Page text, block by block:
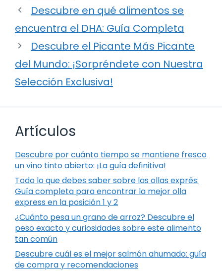
Descubre en qué alimentos se
encuentra el DHA: Guía Completa
Descubre el Picante Más Picante
del Mundo: ¡Sorpréndete con Nuestra
Selección Exclusiva!
Artículos
Descubre por cuánto tiempo se mantiene fresco
un vino tinto abierto: ¡La guía definitiva!
Todo lo que debes saber sobre las ollas exprés:
Guía completa para encontrar la mejor olla
express en la posición 1 y 2
¿Cuánto pesa un grano de arroz? Descubre el
peso exacto y curiosidades sobre este alimento
tan común
Descubre cuál es el mejor salmón ahumado: guía
de compra y recomendaciones